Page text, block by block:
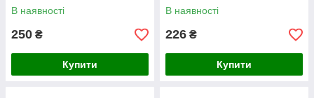
В наявності
250 ₴
Купити
В наявності
226 ₴
Купити